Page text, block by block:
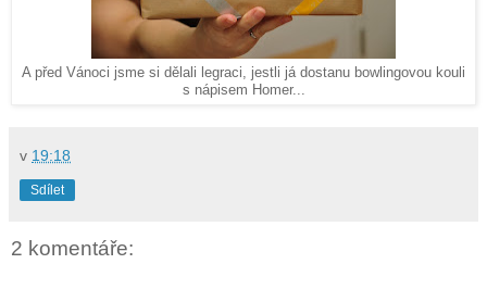
A před Vánoci jsme si dělali legraci, jestli já dostanu bowlingovou kouli
s nápisem Homer...
v 19:18
Sdílet
2 komentáře: